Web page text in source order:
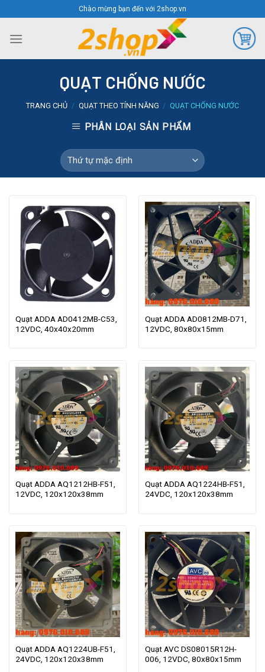
to
content
Chào mừng bạn đến với 2shop.vn
QUẠT CHỐNG NƯỚC
TRANG CHỦ / QUẠT THEO TÍNH NĂNG / QUẠT CHỐNG NƯỚC
PHÂN LOẠI SẢN PHẨM
Quạt ADDA AD0412MB-C53,
12VDC, 40x40x20mm
Quạt ADDA AD0812MB-D71,
12VDC, 80x80x15mm
Quạt ADDA AQ1212HB-F51,
12VDC, 120x120x38mm
Quạt ADDA AQ1224HB-F51,
24VDC, 120x120x38mm
Quạt ADDA AQ1224UB-F51,
24VDC, 120x120x38mm
Quạt AVC DS08015R12H-
006, 12VDC, 80x80x15mm